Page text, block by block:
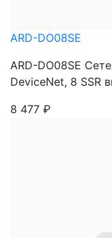
ARD-DO08SE
ARD-DO08SE
DeviceNet, 8 SSR
8 477 ₽